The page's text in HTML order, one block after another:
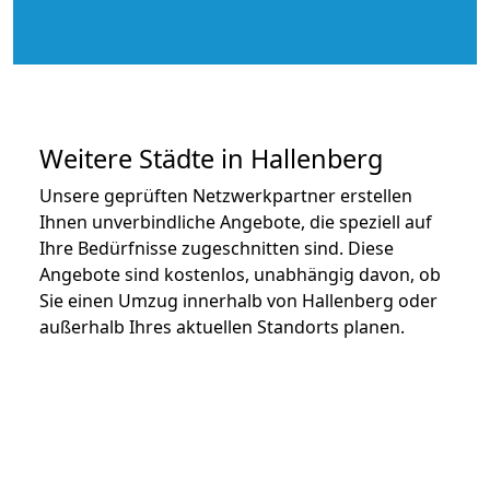
Weitere Städte in Hallenberg
Unsere geprüften Netzwerkpartner erstellen
Ihnen unverbindliche Angebote, die speziell auf
Ihre Bedürfnisse zugeschnitten sind. Diese
Angebote sind kostenlos, unabhängig davon, ob
Sie einen Umzug innerhalb von Hallenberg oder
außerhalb Ihres aktuellen Standorts planen.